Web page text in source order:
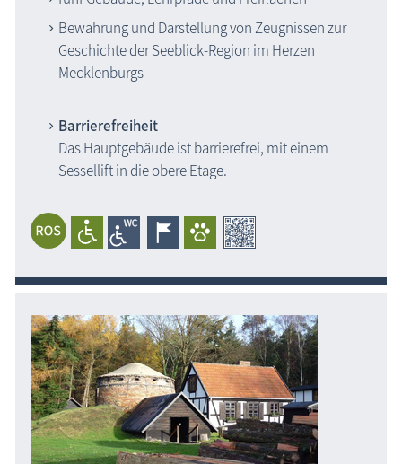
Bewahrung und Darstellung von Zeugnissen zur
Geschichte der Seeblick-Region im Herzen
Mecklenburgs
Barrierefreiheit
Das Hauptgebäude ist barrierefrei, mit einem
Sessellift in die obere Etage.